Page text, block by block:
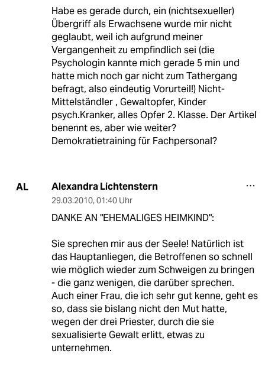
Habe es gerade durch, ein (nichtsexueller)
Übergriff als Erwachsene wurde mir nicht
geglaubt, weil ich aufgrund meiner
Vergangenheit zu empfindlich sei (die
Psychologin kannte mich gerade 5 min und
hatte mich noch gar nicht zum Tathergang
befragt, also eindeutig Vorurteil!) Nicht-
Mittelständler , Gewaltopfer, Kinder
psych.Kranker, alles Opfer 2. Klasse. Der Artikel
benennt es, aber wie weiter?
Demokratietraining für Fachpersonal?
AL Alexandra Lichtenstern
29.03.2010, 01:40 Uhr
DANKE AN "EHEMALIGES HEIMKIND":
Sie sprechen mir aus der Seele! Natürlich ist
das Hauptanliegen, die Betroffenen so schnell
wie möglich wieder zum Schweigen zu bringen
- die ganz wenigen, die darüber sprechen.
Auch einer Frau, die ich sehr gut kenne, geht es
so, dass sie bislang nicht den Mut hatte,
wegen der drei Priester, durch die sie
sexualisierte Gewalt erlitt, etwas zu
unternehmen.